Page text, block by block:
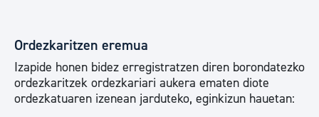
Ordezkaritzen eremua
Izapide honen bidez erregistratzen diren borondatezko
ordezkaritzek ordezkariari aukera ematen diote
ordezkatuaren izenean jarduteko, eginkizun hauetan: